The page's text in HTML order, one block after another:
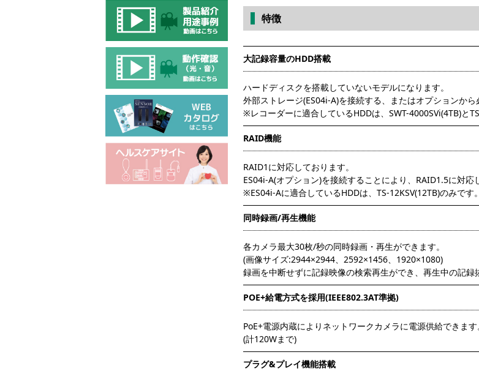
特徴
大記録容量のHDD搭載
ハードディスクを搭載していないモデルになります。
外部ストレージ(ES04i-A)を接続する、またはオプションか
※レコーダーに適合しているHDDは、SWT-4000SVi(4TB)と
RAID機能
RAID1に対応しております。
ES04i-A(オプション)を接続することにより、RAID1.5に対応
※ES04i-Aに適合しているHDDは、TS-12KSV(12TB)のみです。
同時録画/再生機能
各カメラ最大30枚/秒の同時録画・再生ができます。
(画像サイズ:2944×2944、2592×1456、1920×1080)
録画を中断せずに記録映像の検索再生ができ、再生中の記録
POE+給電方式を採用(IEEE802.3AT準拠)
PoE+電源内蔵によりネットワークカメラに電源供給できます
(計120Wまで)
プラグ&プレイ機能搭載